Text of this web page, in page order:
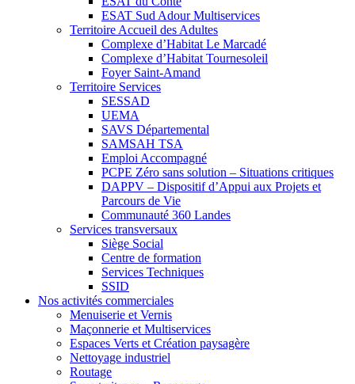
ESAT Sud Adour Multiservices
Territoire Accueil des Adultes
Complexe d’Habitat Le Marcadé
Complexe d’Habitat Tournesoleil
Foyer Saint-Amand
Territoire Services
SESSAD
UEMA
SAVS Départemental
SAMSAH TSA
Emploi Accompagné
PCPE Zéro sans solution – Situations critiques
DAPPV – Dispositif d’Appui aux Projets et
Parcours de Vie
Communauté 360 Landes
Services transversaux
Siège Social
Centre de formation
Services Techniques
SSID
Nos activités commerciales
Menuiserie et Vernis
Maçonnerie et Multiservices
Espaces Verts et Création paysagère
Nettoyage industriel
Routage